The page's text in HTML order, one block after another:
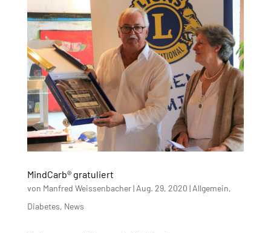
MindCarb® gratuliert
von Manfred Weissenbacher| Aug. 29, 2020 | Allgemein,
Diabetes, News